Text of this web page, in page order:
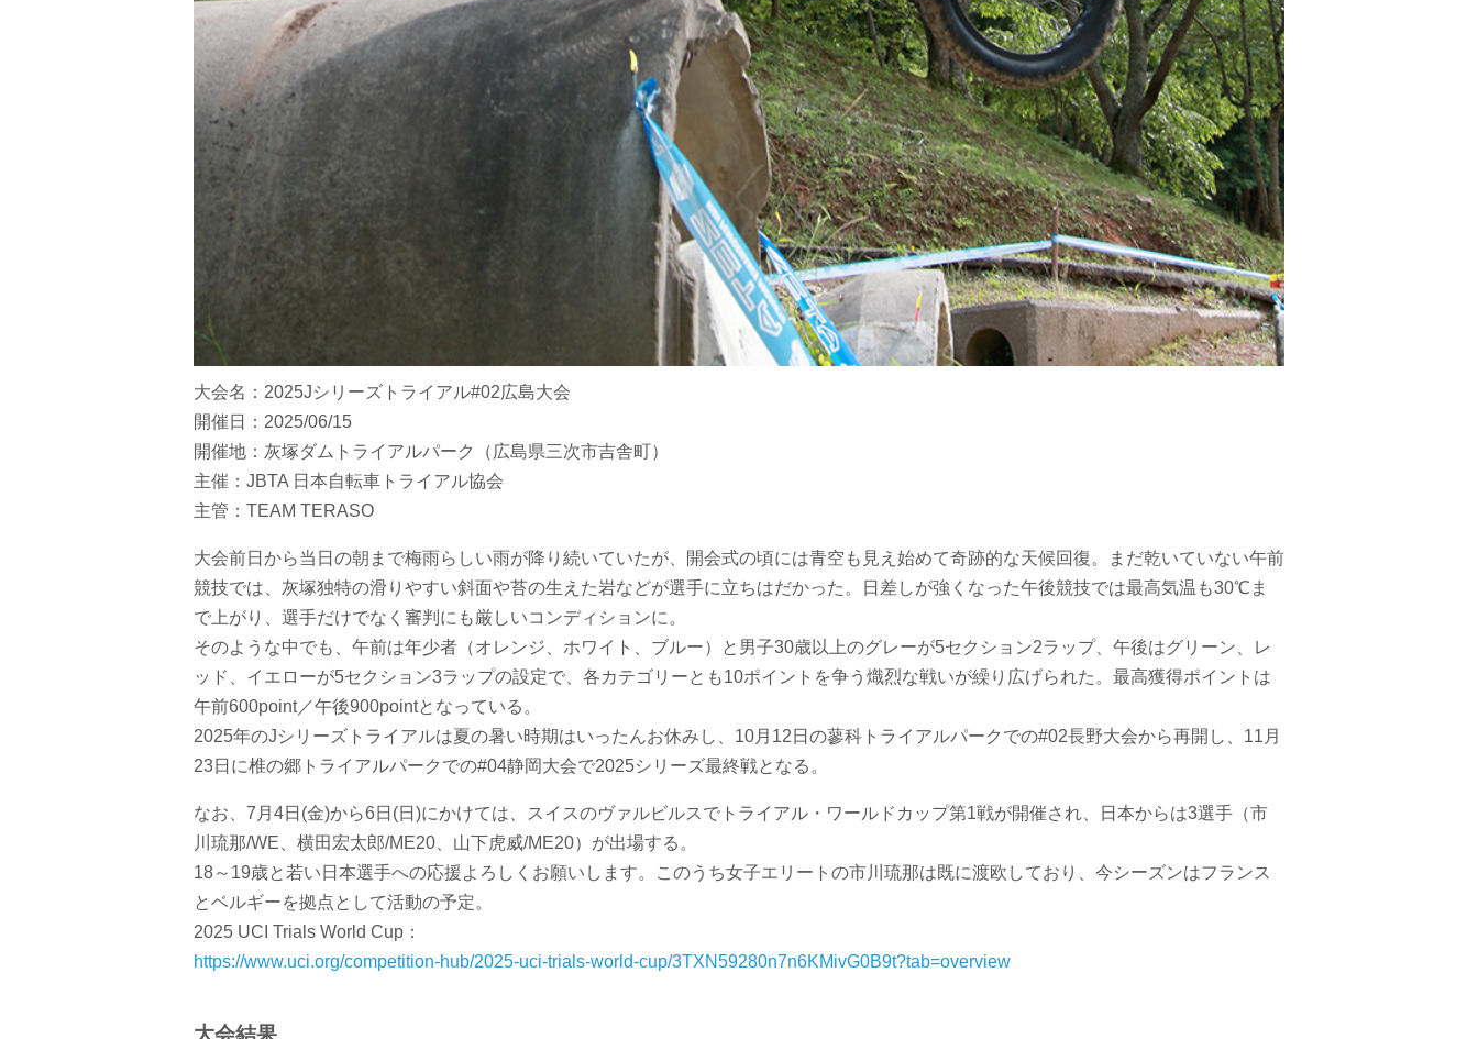
大会名：2025Jシリーズトライアル#02広島大会
開催日：2025/06/15
開催地：灰塚ダムトライアルパーク（広島県三次市吉舎町）
主催：JBTA 日本自転車トライアル協会
主管：TEAM TERASO
大会前日から当日の朝まで梅雨らしい雨が降り続いていたが、開会式の頃には青空も見え始めて奇跡的な天候回復。まだ乾いていない午前
競技では、灰塚独特の滑りやすい斜面や苔の生えた岩などが選手に立ちはだかった。日差しが強くなった午後競技では最高気温も30℃ま
で上がり、選手だけでなく審判にも厳しいコンディションに。
そのような中でも、午前は年少者（オレンジ、ホワイト、ブルー）と男子30歳以上のグレーが5セクション2ラップ、午後はグリーン、レ
ッド、イエローが5セクション3ラップの設定で、各カテゴリーとも10ポイントを争う熾烈な戦いが繰り広げられた。最高獲得ポイントは
午前600point／午後900pointとなっている。
2025年のJシリーズトライアルは夏の暑い時期はいったんお休みし、10月12日の蓼科トライアルパークでの#02長野大会から再開し、11月
23日に椎の郷トライアルパークでの#04静岡大会で2025シリーズ最終戦となる。
なお、7月4日(金)から6日(日)にかけては、スイスのヴァルビルスでトライアル・ワールドカップ第1戦が開催され、日本からは3選手（市
川琉那/WE、横田宏太郎/ME20、山下虎威/ME20）が出場する。
18～19歳と若い日本選手への応援よろしくお願いします。このうち女子エリートの市川琉那は既に渡欧しており、今シーズンはフランス
とベルギーを拠点として活動の予定。
2025 UCI Trials World Cup：
https://www.uci.org/competition-hub/2025-uci-trials-world-cup/3TXN59280n7n6KMivG0B9t?tab=overview
大会結果